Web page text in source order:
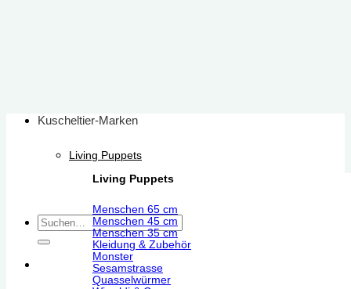
Suchen
nach:
Kuscheltier-Marken
Living Puppets
Living Puppets
Menschen 65 cm
Menschen 45 cm
Menschen 35 cm
Kleidung & Zubehör
Monster
Sesamstrasse
Quasselwürmer